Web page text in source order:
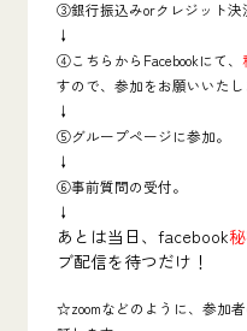
③銀行振込みorクレジット決
↓
④こちらからFacebookにて、
すので、参加をお願いいたし
↓
⑤グループページに参加。
↓
⑥事前質問の受付。
↓
あとは当日、facebook
ブ配信を待つだけ！
☆zoomなどのように、参加